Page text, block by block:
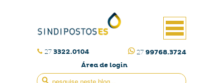
27 3322.0104 27 99768.3724
Área de login